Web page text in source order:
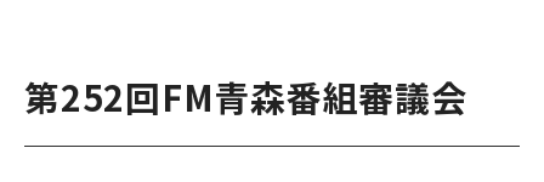
第252回FM青森番組審議会